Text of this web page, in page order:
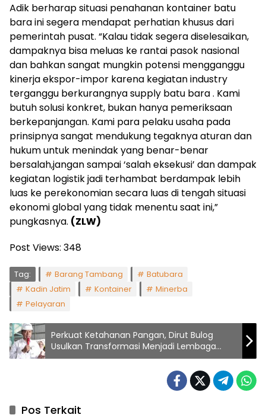
Adik berharap situasi penahanan kontainer batu
bara ini segera mendapat perhatian khusus dari
pemerintah pusat. “Kalau tidak segera diselesaikan,
dampaknya bisa meluas ke rantai pasok nasional
dan bahkan sangat mungkin potensi mengganggu
kinerja ekspor-impor karena kegiatan industry
terganggu berkurangnya supply batu bara . Kami
butuh solusi konkret, bukan hanya pemeriksaan
berkepanjangan. Kami para pelaku usaha pada
prinsipnya sangat mendukung tegaknya aturan dan
hukum untuk menindak yang benar-benar
bersalah,jangan sampai ‘salah eksekusi’ dan dampak
kegiatan logistik jadi terhambat berdampak lebih
luas ke perekonomian secara luas di tengah situasi
ekonomi global yang tidak menentu saat ini,”
pungkasnya. (ZLW)
Post Views: 348
Tag: Barang Tambang
Batubara
Kadin Jatim
Kontainer
Minerba
Pelayaran
Perkuat Ketahanan Pangan, Dirut Bulog
Usulkan Transformasi Menjadi Lembaga
Khusus atau Kementerian
Pos Terkait